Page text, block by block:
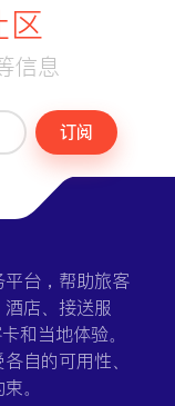
区
信息
订阅
台，帮助旅客
店、接送服
和当地体验。
自的可用性、
。